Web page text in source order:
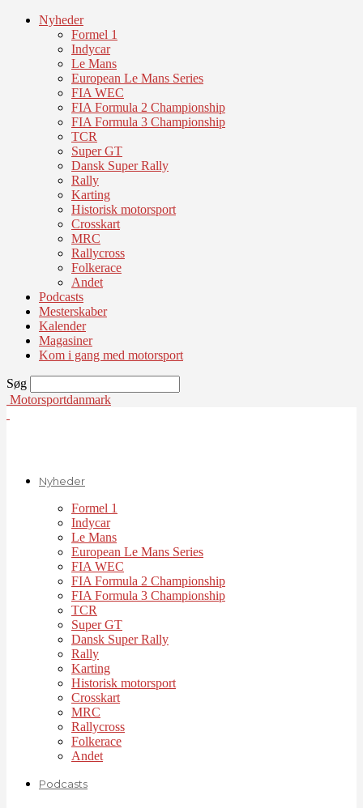
Nyheder
Formel 1
Indycar
Le Mans
European Le Mans Series
FIA WEC
FIA Formula 2 Championship
FIA Formula 3 Championship
TCR
Super GT
Dansk Super Rally
Rally
Karting
Historisk motorsport
Crosskart
MRC
Rallycross
Folkerace
Andet
Podcasts
Mesterskaber
Kalender
Magasiner
Kom i gang med motorsport
Søg
Motorsportdanmark
Nyheder
Formel 1
Indycar
Le Mans
European Le Mans Series
FIA WEC
FIA Formula 2 Championship
FIA Formula 3 Championship
TCR
Super GT
Dansk Super Rally
Rally
Karting
Historisk motorsport
Crosskart
MRC
Rallycross
Folkerace
Andet
Podcasts